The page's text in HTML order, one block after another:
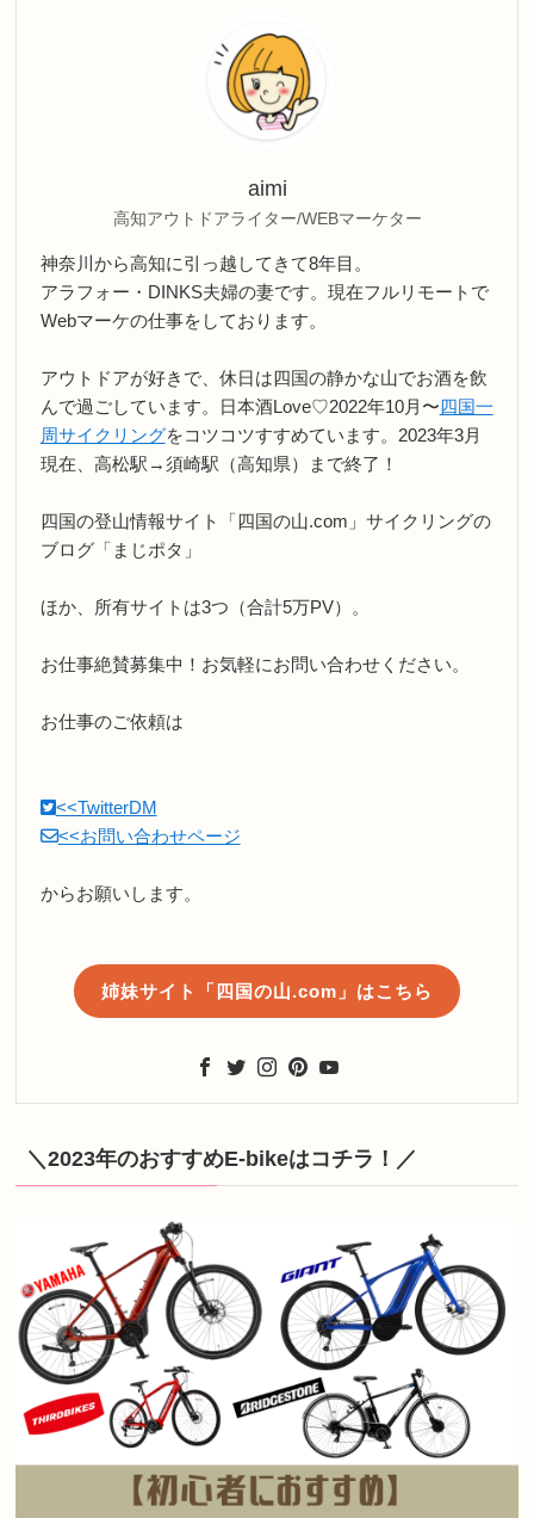
aimi
高知アウトドアライター/WEBマーケター
神奈川から高知に引っ越してきて8年目。
アラフォー・DINKS夫婦の妻です。現在フルリモートで
Webマーケの仕事をしております。
アウトドアが好きで、休日は四国の静かな山でお酒を飲
んで過ごしています。日本酒Love♡2022年10月〜四国一
周サイクリングをコツコツすすめています。2023年3月
現在、高松駅→須崎駅（高知県）まで終了！
四国の登山情報サイト「四国の山.com」サイクリングの
ブログ「まじポタ」
ほか、所有サイトは3つ（合計5万PV）。
お仕事絶賛募集中！お気軽にお問い合わせください。
お仕事のご依頼は
<<TwitterDM
<<お問い合わせページ
からお願いします。
姉妹サイト「四国の山.com」はこちら
＼2023年のおすすめE-bikeはコチラ！／